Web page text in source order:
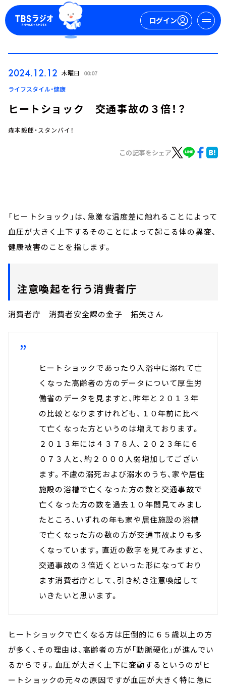
ログイン
ログイン
TBS Podcast
お知らせ
イベント・グッズ
2024.12.12 木曜日 00:07
ライフスタイル・健康
ヒートショック 交通事故の３倍！？
森本毅郎・スタンバイ！
この記事をシェア
「ヒートショック」は、急激な温度差に触れることによって
血圧が大きく上下するそのことによって起こる体の異変、
健康被害のことを指します。
注意喚起を行う消費者庁
消費者庁 消費者安全課の金子 拓矢さん
ヒートショックであったり入浴中に溺れて亡
くなった高齢者の方のデータについて厚生労
働省のデータを見ますと、昨年と２０１３年
の比較となりますけれども、１０年前に比べ
て亡くなった方というのは増えております。
２０１３年には４３７８人、２０２３年に６
０７３人と、約２０００人弱増加してござい
ます。不慮の溺死および溺水のうち、家や居住
施設の浴槽で亡くなった方の数と交通事故で
亡くなった方の数を過去１０年間見てみまし
たところ、いずれの年も家や居住施設の浴槽
で亡くなった方の数の方が交通事故よりも多
くなっています。直近の数字を見てみますと、
交通事故の３倍近くといった形になっており
ます消費者庁として、引き続き注意喚起して
いきたいと思います。
ヒートショックで亡くなる方は圧倒的に６５歳以上の方
が多く、その理由は、高齢者の方が「動脈硬化」が進んでい
るからです。血圧が大きく上下に変動するというのがヒ
ートショックの元々の原因ですが血圧が大きく特に急に